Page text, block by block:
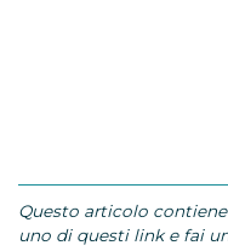
Questo articolo
uno di questi link e fai